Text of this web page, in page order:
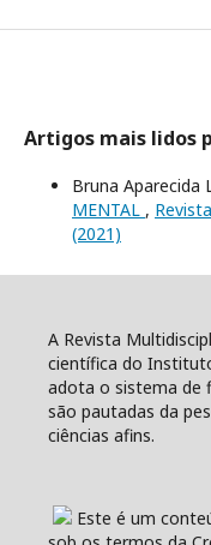
Artigos mais lidos
Bruna Aparecida
MENTAL ,
(2021)
A Revista
científica do
adota o sistema de
são pautadas da
ciências afins.
Este é um